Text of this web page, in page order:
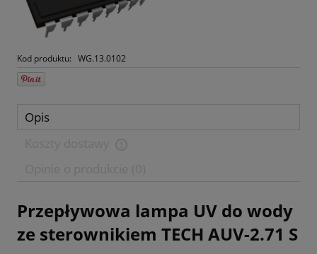
Kod produktu: WG.13.0102
Opis
Przepływowa lampa UV do wody
ze sterownikiem TECH AUV-2.71 S